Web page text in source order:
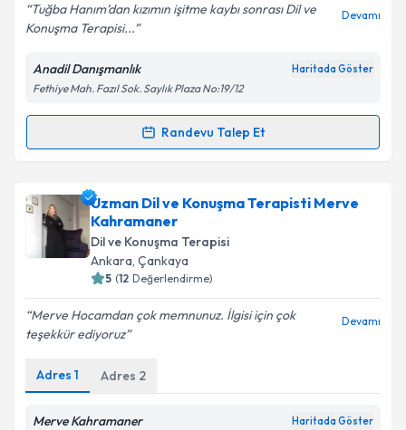
Kişisel verilerimin işlenmesine ilişkin
Aydınlatma
Metni'ni okudum ve kişisel verilerimin belirtilen
kapsamda işlenmesini kabul ediyorum.
Tuğba Hanım’dan kızımın işitme kaybı sonrası Dil ve
Konuşma Terapisi...
Devamı
Anadil Danışmanlık Haritada Göster
Fethiye Mah. Fazıl Sok. Saylık Plaza No:19/12
Randevu Talep Et
Randevu Takvimi Talebi
Dil ve Konuşma Terapisti Tuba Ayhan Atlasiçin
randevu takvimi talebi oluşturun. Size bu uzmandan
randevu almanız için bir takvim hazırlandığında e-
posta ile bilgilendireceğiz.
Kişisel verilerimin işlenmesine ilişkin
Metni'ni okudum ve kişisel verilerimin belirtilen
kapsamda işlenmesini kabul ediyorum.
Uzman Dil ve Konuşma Terapisti Merve
Kahramaner
Dil ve Konuşma Terapisi
Ankara, Çankaya
5 (12 Değerlendirme)
Merve Hocamdan çok memnunuz. İlgisi için çok
teşekkür ediyoruz
Devamı
Adres 1 Adres 2
Merve Kahramaner Haritada Göster